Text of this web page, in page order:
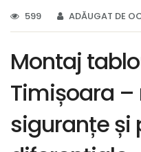
599 ADĂUGAT DE
Montaj
Timișoara –
siguranțe și